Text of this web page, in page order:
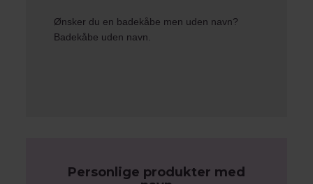
Ønsker du en badekåbe men uden navn?
Badekåbe uden navn
Personlige produkter med